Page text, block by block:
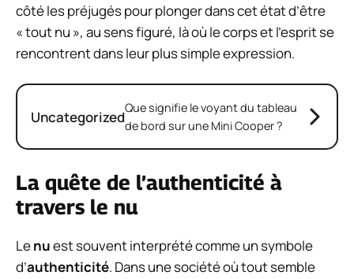
côté les préjugés pour plonger dans cet état d’être
« tout nu », au sens figuré, là où le corps et l’esprit se
rencontrent dans leur plus simple expression.
UncategorizedQue signifie le voyant du tableau
de bord sur une Mini Cooper ?
La quête de l’authenticité à
travers le nu
Lenuest souvent interprété comme un symbole
d’authenticité. Dans une société où tout semble